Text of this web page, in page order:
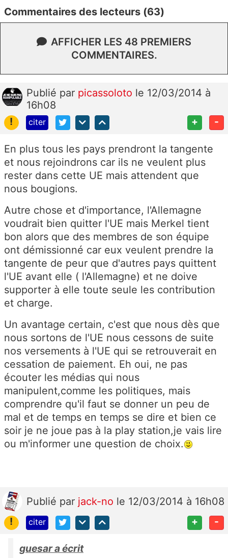
Commentaires des lecteurs (63)
AFFICHER LES 48 PREMIERS
COMMENTAIRES.
Publié par picassoloto le 12/03/2014 à
16h08
!
citer + -
En plus tous les pays prendront la tangente
et nous rejoindrons car ils ne veulent plus
rester dans cette UE mais attendent que
nous bougions.
Autre chose et d'importance, l'Allemagne
voudrait bien quitter l'UE mais Merkel tient
bon alors que des membres de son équipe
ont démissionné car eux veulent prendre la
tangente de peur que d'autres pays quittent
l'UE avant elle ( l'Allemagne) et ne doive
supporter à elle toute seule les contribution
et charge.
Un avantage certain, c'est que nous dès que
nous sortons de l'UE nous cessons de suite
nos versements à l'UE qui se retrouverait en
cessation de paiement. Eh oui, ne pas
écouter les médias qui nous
manipulent,comme les politiques, mais
comprendre qu'il faut se donner un peu de
mal et de temps en temps se dire et bien ce
soir je ne joue pas à la play station,je vais lire
ou m'informer une question de choix.
Publié par jack-no le 12/03/2014 à 16h08
!
citer + -
guesar a écrit